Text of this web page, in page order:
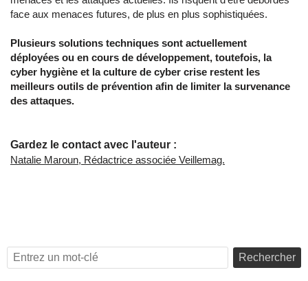
face aux menaces futures, de plus en plus sophistiquées.
Plusieurs solutions techniques sont actuellement
déployées ou en cours de développement, toutefois, la
cyber hygiène et la culture de cyber crise restent les
meilleurs outils de prévention afin de limiter la survenance
des attaques.
Gardez le contact avec l'auteur :
Natalie Maroun, Rédactrice associée Veillemag.
Rechercher